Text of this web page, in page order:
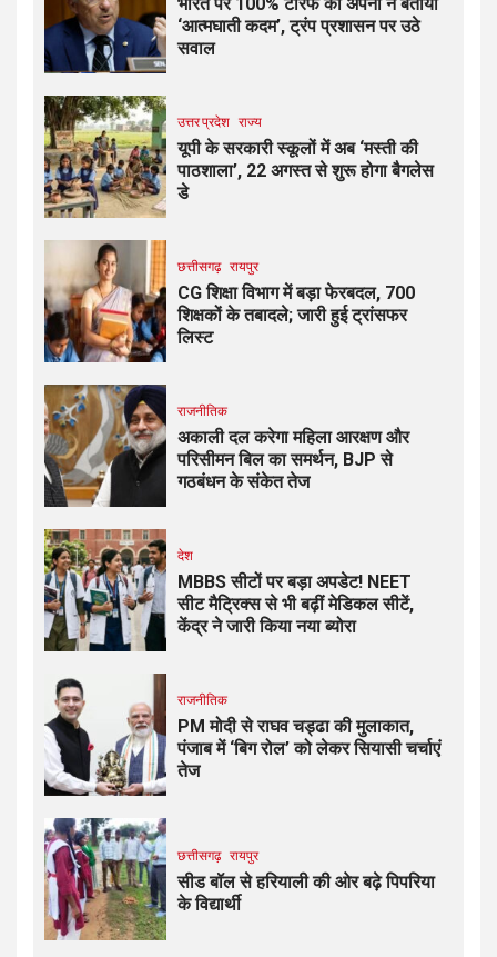
भारत पर 100% टैरिफ को अपनों ने बताया
‘आत्मघाती कदम’, ट्रंप प्रशासन पर उठे
सवाल
उत्तर प्रदेश राज्य
यूपी के सरकारी स्कूलों में अब ‘मस्ती की
पाठशाला’, 22 अगस्त से शुरू होगा बैगलेस
डे
छत्तीसगढ़ रायपुर
CG शिक्षा विभाग में बड़ा फेरबदल, 700
शिक्षकों के तबादले; जारी हुई ट्रांसफर
लिस्ट
राजनीतिक
अकाली दल करेगा महिला आरक्षण और
परिसीमन बिल का समर्थन, BJP से
गठबंधन के संकेत तेज
देश
MBBS सीटों पर बड़ा अपडेट! NEET
सीट मैट्रिक्स से भी बढ़ीं मेडिकल सीटें,
केंद्र ने जारी किया नया ब्योरा
राजनीतिक
PM मोदी से राघव चड्ढा की मुलाकात,
पंजाब में ‘बिग रोल’ को लेकर सियासी चर्चाएं
तेज
छत्तीसगढ़ रायपुर
सीड बॉल से हरियाली की ओर बढ़े पिपरिया
के विद्यार्थी